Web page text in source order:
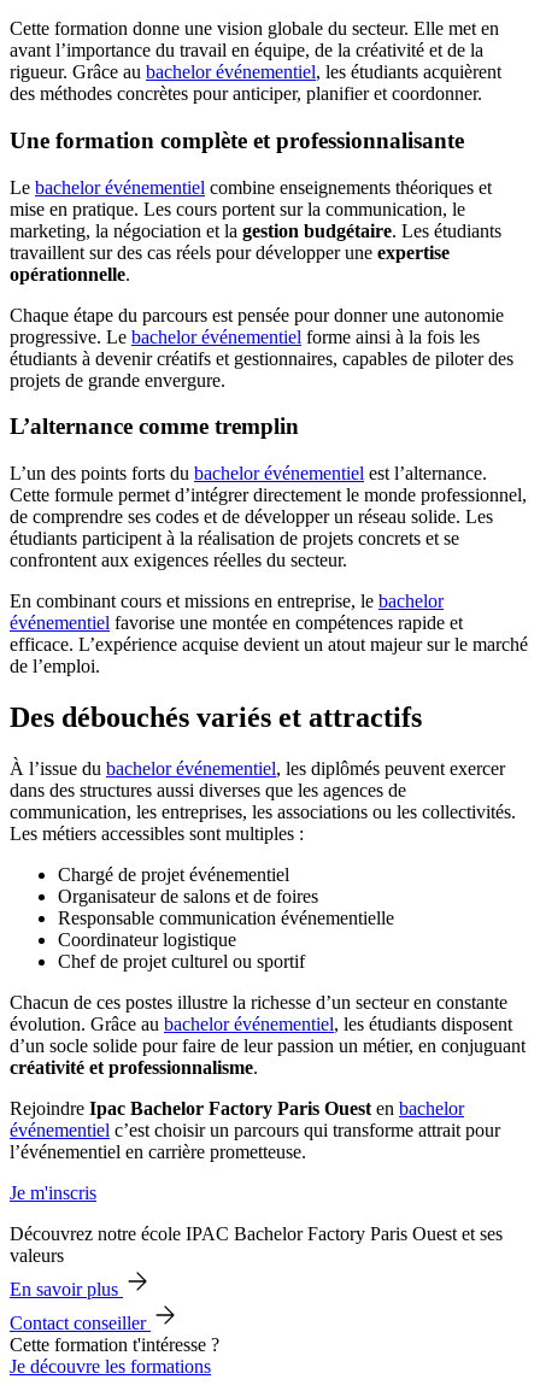
Cette formation donne une vision globale du secteur. Elle met en
avant l’importance du travail en équipe, de la créativité et de la
rigueur. Grâce au bachelor événementiel, les étudiants acquièrent
des méthodes concrètes pour anticiper, planifier et coordonner.
Une formation complète et professionnalisante
Le bachelor événementiel combine enseignements théoriques et
mise en pratique. Les cours portent sur la communication, le
marketing, la négociation et la gestion budgétaire. Les étudiants
travaillent sur des cas réels pour développer une expertise
opérationnelle.
Chaque étape du parcours est pensée pour donner une autonomie
progressive. Le bachelor événementiel forme ainsi à la fois les
étudiants à devenir créatifs et gestionnaires, capables de piloter des
projets de grande envergure.
L’alternance comme tremplin
L’un des points forts du bachelor événementiel est l’alternance.
Cette formule permet d’intégrer directement le monde professionnel,
de comprendre ses codes et de développer un réseau solide. Les
étudiants participent à la réalisation de projets concrets et se
confrontent aux exigences réelles du secteur.
En combinant cours et missions en entreprise, le bachelor
événementiel favorise une montée en compétences rapide et
efficace. L’expérience acquise devient un atout majeur sur le marché
de l’emploi.
Des débouchés variés et attractifs
À l’issue du bachelor événementiel, les diplômés peuvent exercer
dans des structures aussi diverses que les agences de
communication, les entreprises, les associations ou les collectivités.
Les métiers accessibles sont multiples :
Chargé de projet événementiel
Organisateur de salons et de foires
Responsable communication événementielle
Coordinateur logistique
Chef de projet culturel ou sportif
Chacun de ces postes illustre la richesse d’un secteur en constante
évolution. Grâce au bachelor événementiel, les étudiants disposent
d’un socle solide pour faire de leur passion un métier, en conjuguant
créativité et professionnalisme.
Rejoindre Ipac Bachelor Factory Paris Ouest en bachelor
événementiel c’est choisir un parcours qui transforme attrait pour
l’événementiel en carrière prometteuse.
Je m'inscris
Découvrez notre école IPAC Bachelor Factory Paris Ouest et ses
valeurs
En savoir plus
Contact conseiller
Cette formation t'intéresse ?
Je découvre les formations